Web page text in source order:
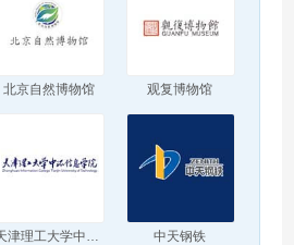
北京自然博物馆 观复博物馆
中天钢铁